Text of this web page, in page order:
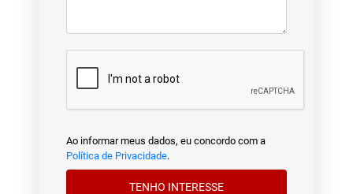
Ao informar meus dados, eu concordo com a
Política de Privacidade.
TENHO INTERESSE